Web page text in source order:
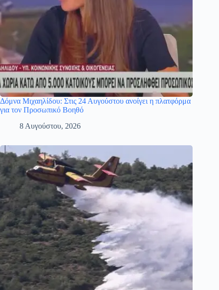
Δόμνα Μιχαηλίδου: Στις 24 Αυγούστου ανοίγει η πλατφόρμα
για τον Προσωπικό Βοηθό
8 Αυγούστου, 2026